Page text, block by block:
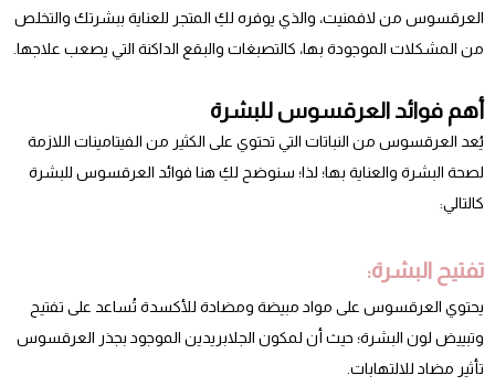
العرقسوس من لافمنيت، والذي يوفره لكِ المتجر للعناية ببشرتك والتخلص
من المشكلات الموجودة بها، كالتصبغات والبقع الداكنة التي يصعب علاجها.
أهم فوائد العرقسوس للبشرة
يُعد العرقسوس من النباتات التي تحتوي على الكثير من الفيتامينات اللازمة
لصحة البشرة والعناية بها؛ لذا؛ سنوضح لكِ هنا فوائد العرقسوس للبشرة
كالتالي:
تفتيح البشرة:
يحتوي العرقسوس على مواد مبيضة ومضادة للأكسدة تُساعد على تفتيح
وتبييض لون البشرة؛ حيث أن لمكون الجلابريدين الموجود بجذر العرقسوس
تأثير مضاد للالتهابات.